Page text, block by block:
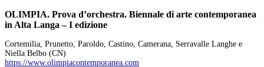
OLIMPIA. Prova d’orchestra. Biennale di arte contemporanea
in Alta Langa – I edizione
Cortemilia, Prunetto, Paroldo, Castino, Camerana, Serravalle Langhe e
Niella Belbo (CN)
https://www.olimpiacontemporanea.com